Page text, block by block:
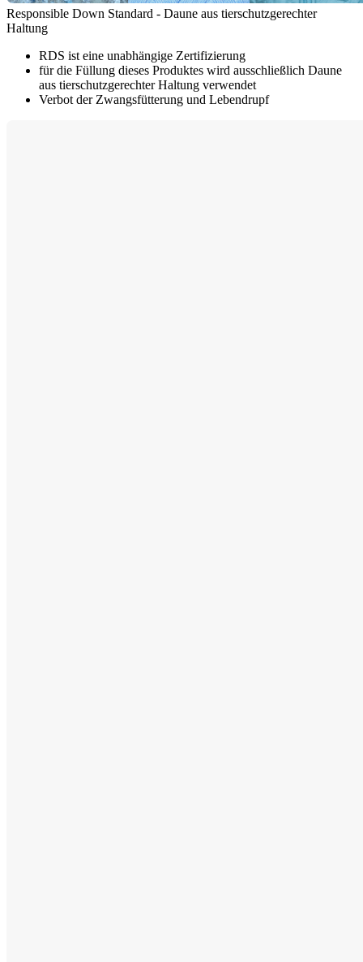
Responsible Down Standard - Daune aus tierschutzgerechter
Haltung
RDS ist eine unabhängige Zertifizierung
für die Füllung dieses Produktes wird ausschließlich Daune
aus tierschutzgerechter Haltung verwendet
Verbot der Zwangsfütterung und Lebendrupf